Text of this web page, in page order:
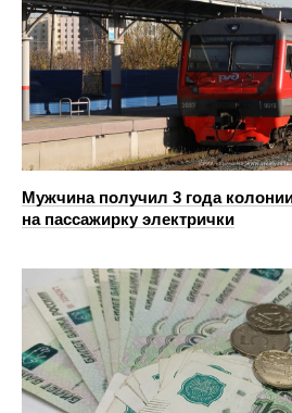
Мужчина получил 3 года
на пассажирку электрички